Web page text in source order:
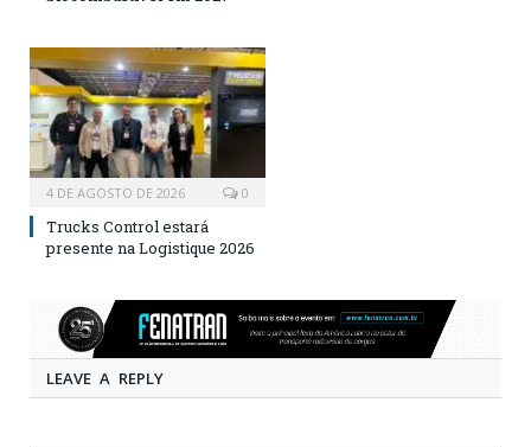
4 DE AGOSTO DE 2026 0
Trucks Control estará
presente na Logistique 2026
LEAVE A REPLY